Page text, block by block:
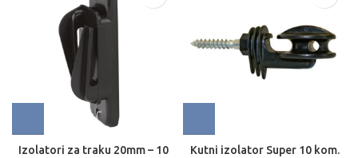
Izolatori za traku 20mm – 10
Kutni izolator Super 10 kom.